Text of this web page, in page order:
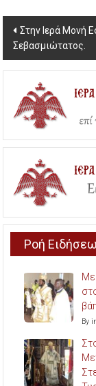
Post
navigation
Στην Ιερά Μονή
Σεβασμιώτατος.
Ροή
Με
By